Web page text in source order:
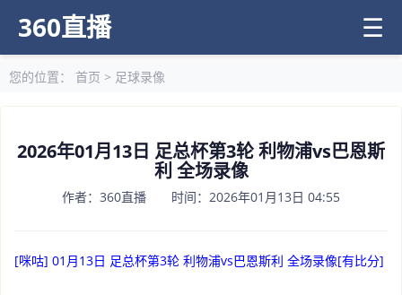
360直播 ☰
您的位置： 首页 > 足球录像
2026年01月13日 足总杯第3轮 利物浦vs巴恩斯
利 全场录像
作者：360直播 时间：2026年01月13日 04:55
[咪咕] 01月13日 足总杯第3轮 利物浦vs巴恩斯利 全场录像[有比分]